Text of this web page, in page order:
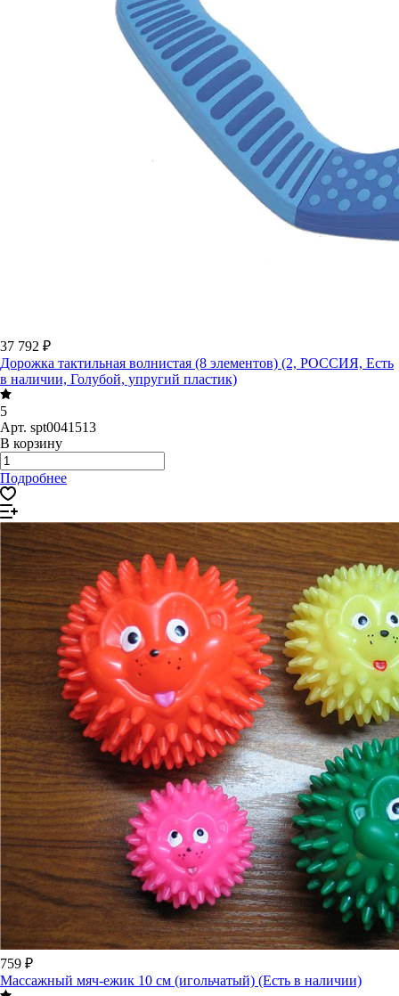
37 792 ₽
Дорожка тактильная волнистая (8 элементов) (2, РОССИЯ, Есть
в наличии, Голубой, упругий пластик)
5
Арт. spt0041513
В корзину
Подробнее
759 ₽
Массажный мяч-ежик 10 см (игольчатый) (Есть в наличии)